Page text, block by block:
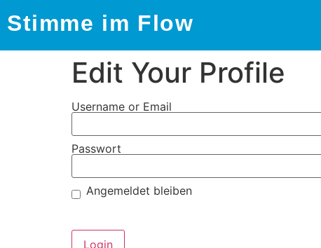
Stimme im Flow
Edit Your Profile
Username or Email
Passwort
Angemeldet bleiben